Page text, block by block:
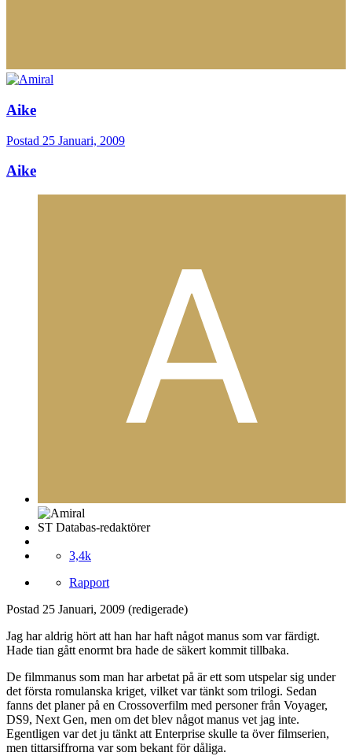
Aike
Postad 25 Januari, 2009
Aike
ST Databas-redaktörer
3,4k
Rapport
Postad 25 Januari, 2009 (redigerade)
Jag har aldrig hört att han har haft något manus som var färdigt.
Hade tian gått enormt bra hade de säkert kommit tillbaka.
De filmmanus som man har arbetat på är ett som utspelar sig under
det första romulanska kriget, vilket var tänkt som trilogi. Sedan
fanns det planer på en Crossoverfilm med personer från Voyager,
DS9, Next Gen, men om det blev något manus vet jag inte.
Egentligen var det ju tänkt att Enterprise skulle ta över filmserien,
men tittarsiffrorna var som bekant för dåliga.